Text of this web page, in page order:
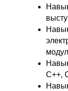
C++,